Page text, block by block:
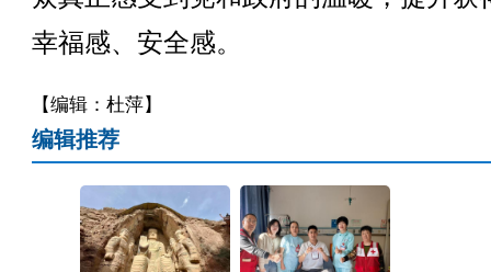
幸福感、安全感。
【编辑：杜萍】
编辑推荐